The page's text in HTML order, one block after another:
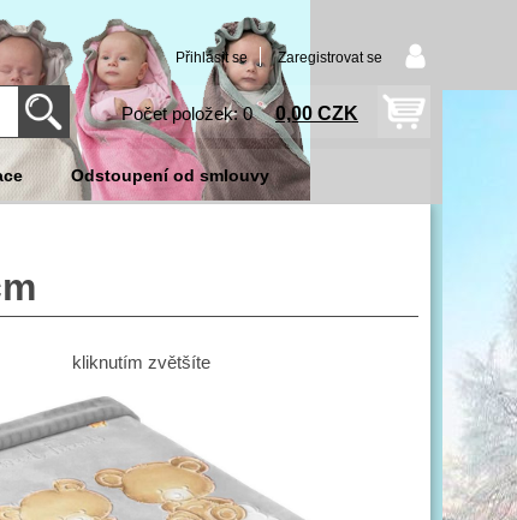
Přihlásit se Zaregistrovat se
Počet položek: 0 0,00 CZK
Odstoupení od smlouvy
kliknutím zvětšíte